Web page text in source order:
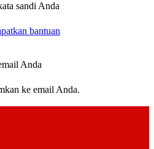
sandi Anda
bantuan
Anda
ke email Anda.